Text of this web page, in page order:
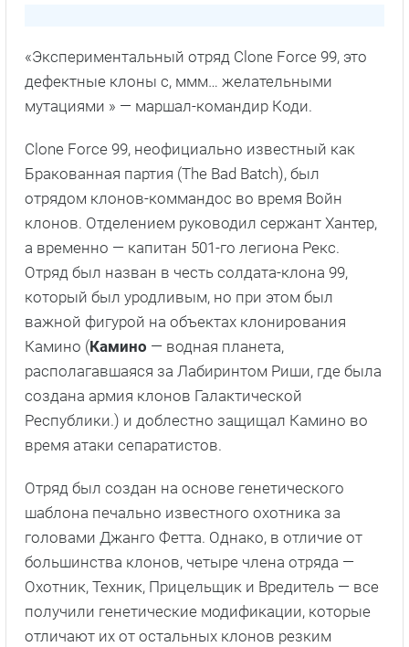
«Экспериментальный отряд Clone Force 99, это
дефектные клоны с, ммм… желательными
мутациями » — маршал-командир Коди.
Clone Force 99, неофициально известный как
Бракованная партия (The Bad Batch), был
отрядом клонов-коммандос во время Войн
клонов. Отделением руководил сержант Хантер,
а временно — капитан 501-го легиона Рекс.
Отряд был назван в честь солдата-клона 99,
который был уродливым, но при этом был
важной фигурой на объектах клонирования
Камино (Камино — водная планета,
располагавшаяся за Лабиринтом Риши, где была
создана армия клонов Галактической
Республики.) и доблестно защищал Камино во
время атаки сепаратистов.
Отряд был создан на основе генетического
шаблона печально известного охотника за
головами Джанго Фетта. Однако, в отличие от
большинства клонов, четыре члена отряда —
Охотник, Техник, Прицельщик и Вредитель — все
получили генетические модификации, которые
отличают их от остальных клонов резким